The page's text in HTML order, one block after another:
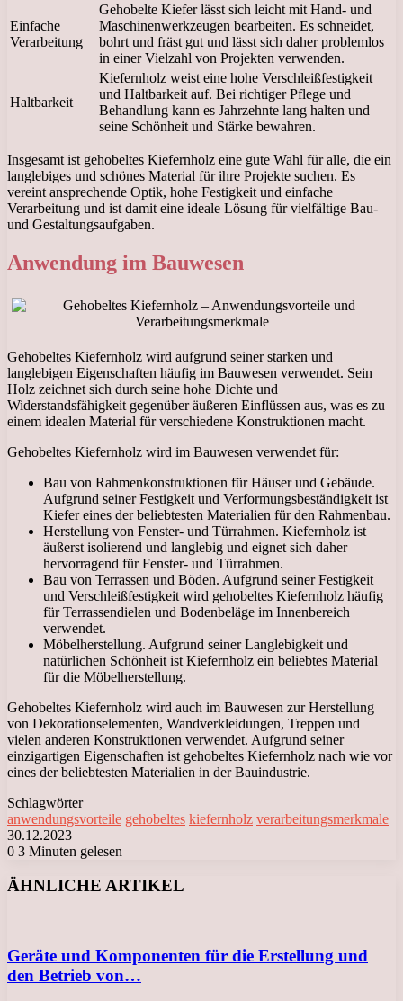
Einfache
Verarbeitung
Gehobelte Kiefer lässt sich leicht mit Hand- und
Maschinenwerkzeugen bearbeiten. Es schneidet,
bohrt und fräst gut und lässt sich daher problemlos
in einer Vielzahl von Projekten verwenden.
Haltbarkeit
Kiefernholz weist eine hohe Verschleißfestigkeit
und Haltbarkeit auf. Bei richtiger Pflege und
Behandlung kann es Jahrzehnte lang halten und
seine Schönheit und Stärke bewahren.
Insgesamt ist gehobeltes Kiefernholz eine gute Wahl für alle, die ein
langlebiges und schönes Material für ihre Projekte suchen. Es
vereint ansprechende Optik, hohe Festigkeit und einfache
Verarbeitung und ist damit eine ideale Lösung für vielfältige Bau-
und Gestaltungsaufgaben.
Anwendung im Bauwesen
Gehobeltes Kiefernholz wird aufgrund seiner starken und
langlebigen Eigenschaften häufig im Bauwesen verwendet. Sein
Holz zeichnet sich durch seine hohe Dichte und
Widerstandsfähigkeit gegenüber äußeren Einflüssen aus, was es zu
einem idealen Material für verschiedene Konstruktionen macht.
Gehobeltes Kiefernholz wird im Bauwesen verwendet für:
Bau von Rahmenkonstruktionen für Häuser und Gebäude.
Aufgrund seiner Festigkeit und Verformungsbeständigkeit ist
Kiefer eines der beliebtesten Materialien für den Rahmenbau.
Herstellung von Fenster- und Türrahmen. Kiefernholz ist
äußerst isolierend und langlebig und eignet sich daher
hervorragend für Fenster- und Türrahmen.
Bau von Terrassen und Böden. Aufgrund seiner Festigkeit
und Verschleißfestigkeit wird gehobeltes Kiefernholz häufig
für Terrassendielen und Bodenbeläge im Innenbereich
verwendet.
Möbelherstellung. Aufgrund seiner Langlebigkeit und
natürlichen Schönheit ist Kiefernholz ein beliebtes Material
für die Möbelherstellung.
Gehobeltes Kiefernholz wird auch im Bauwesen zur Herstellung
von Dekorationselementen, Wandverkleidungen, Treppen und
vielen anderen Konstruktionen verwendet. Aufgrund seiner
einzigartigen Eigenschaften ist gehobeltes Kiefernholz nach wie vor
eines der beliebtesten Materialien in der Bauindustrie.
Schlagwörter
anwendungsvorteile gehobeltes kiefernholz verarbeitungsmerkmale
30.12.2023
0 3 Minuten gelesen
ÄHNLICHE ARTIKEL
Geräte und Komponenten für die Erstellung und
den Betrieb von…